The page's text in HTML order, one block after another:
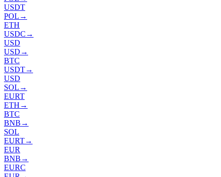
USDT
POL →
ETH
USDC →
USD
USD →
BTC
USDT→
USD
SOL →
EURT
ETH →
BTC
BNB →
SOL
EURT→
EUR
BNB →
EURC